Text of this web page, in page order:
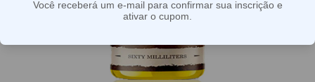
Você receberá um e-mail para confirmar sua inscrição e
ativar o cupom.